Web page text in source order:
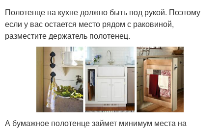
Полотенце на кухне должно быть под рукой. Поэтому
если у вас остается место рядом с раковиной,
разместите держатель полотенец.
А бумажное полотенце займет минимум места на